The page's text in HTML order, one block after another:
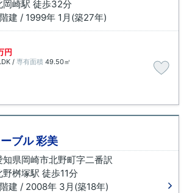
岡崎駅 徒歩32分
建 / 1999年 1月(築27年)
円
/ 専有面積 49.50㎡
ブル 彩美
知県岡崎市北野町字二番訳
野桝塚駅 徒歩11分
建 / 2008年 3月(築18年)